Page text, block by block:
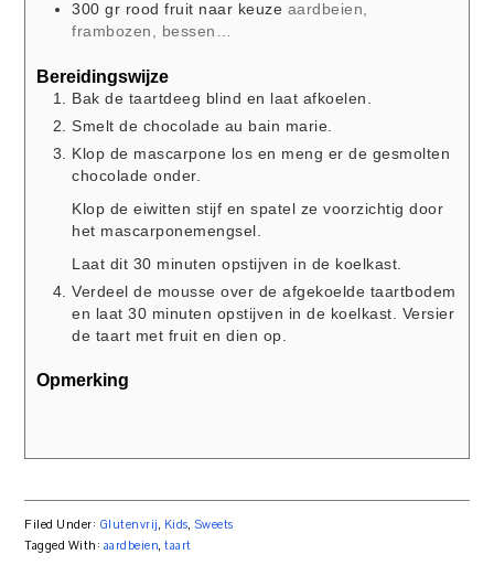
300 gr rood fruit naar keuze aardbeien,
frambozen, bessen…
Bereidingswijze
Bak de taartdeeg blind en laat afkoelen.
Smelt de chocolade au bain marie.
Klop de mascarpone los en meng er de gesmolten
chocolade onder.
Klop de eiwitten stijf en spatel ze voorzichtig door
het mascarponemengsel.
Laat dit 30 minuten opstijven in de koelkast.
Verdeel de mousse over de afgekoelde taartbodem
en laat 30 minuten opstijven in de koelkast. Versier
de taart met fruit en dien op.
Opmerking
Filed Under: Glutenvrij, Kids, Sweets
Tagged With: aardbeien,taart